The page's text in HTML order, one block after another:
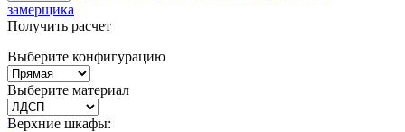
замерщика
Получить расчет
Выберите конфигурацию
Выберите материал
Верхние шкафы: